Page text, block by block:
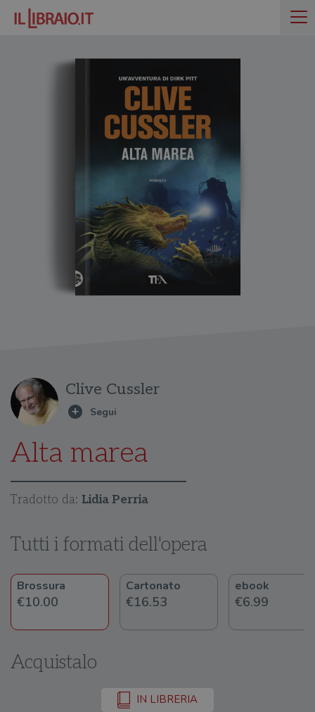
Clive Cussler
Alta marea
Tradotto da: Lidia Perria
Tutti i formati dell'opera
Brossura
€10.00
Cartonato
€16.53
ebook
€6.99
Acquistalo
IN LIBRERIA